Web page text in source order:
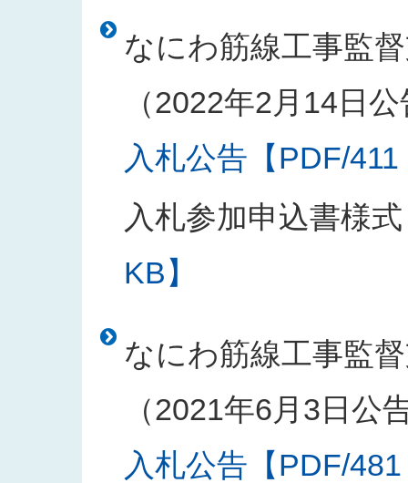
なにわ筋線工事監
（2022年2月14日
入札公告【PDF/
入札参加申込書様式
KB】
なにわ筋線工事監
（2021年6月3日公
入札公告【PDF/